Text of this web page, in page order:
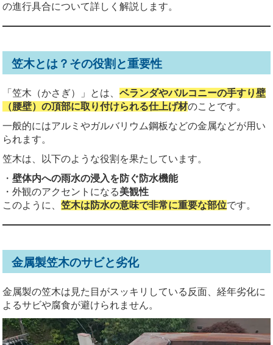
の進行具合について詳しく解説します。
笠木とは？その役割と重要性
「笠木（かさぎ）」とは、ベランダやバルコニーの手すり壁
（腰壁）の頂部に取り付けられる仕上げ材のことです。
一般的にはアルミやガルバリウム鋼板などの金属などが用い
られます。
笠木は、以下のような役割を果たしています。
・壁体内への雨水の浸入を防ぐ防水機能
・外観のアクセントになる美観性
このように、笠木は防水の意味で非常に重要な部位です。
金属製笠木のサビと劣化
金属製の笠木は見た目がスッキリしている反面、経年劣化に
よるサビや腐食が避けられません。